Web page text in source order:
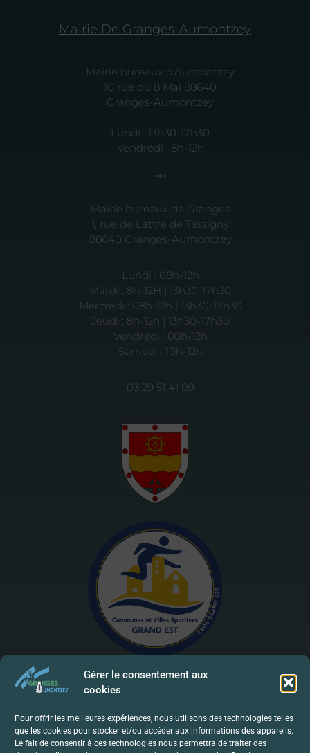
Gérer le consentement aux
cookies
Pour offrir les meilleures expériences, nous utilisons des technologies telles
que les cookies pour stocker et/ou accéder aux informations des appareils.
Le fait de consentir à ces technologies nous permettra de traiter des
Mairie De Granges-Aumontzey
Mairie bureaux d'Aumontzey
10 rue du 8 Mai 88640
Granges-Aumontzey
Lundi : 13h30-17h30
Vendredi : 8h-12h
***
Mairie bureaux de Granges
1, rue de Lattre de Tassigny
88640 Granges-Aumontzey
Lundi : 08h-12h
Mardi : 8h-12H | 13h30-17h30
Mercredi : 08h-12h | 13h30-17h30
Jeudi : 8h-12h | 13h30-17h30
Vendredi : 08h-12h
Samedi : 10h-12h
03 29 51 41 09
Mentions Légales | RGPD
Politique De Confidentialité